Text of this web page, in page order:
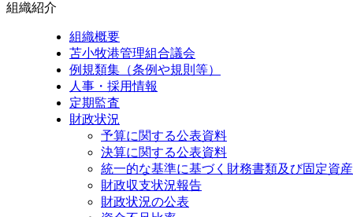
組織紹介
組織概要
苫小牧港管理組合議会
例規類集（条例や規則等）
人事・採用情報
定期監査
財政状況
予算に関する公表資料
決算に関する公表資料
統一的な基準に基づく財務書類及び固定資
財政収支状況報告
財政状況の公表